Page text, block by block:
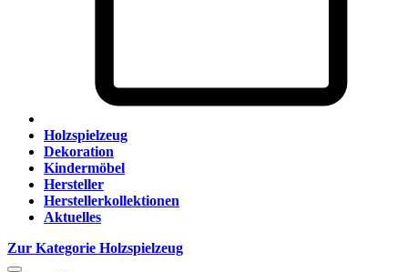
Holzspielzeug
Dekoration
Kindermöbel
Hersteller
Herstellerkollektionen
Aktuelles
Zur Kategorie Holzspielzeug